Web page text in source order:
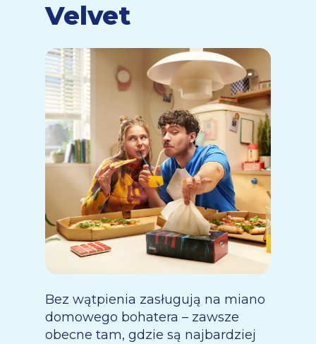
Velvet
Bez wątpienia zasługują na miano
domowego bohatera – zawsze
obecne tam, gdzie są najbardziej